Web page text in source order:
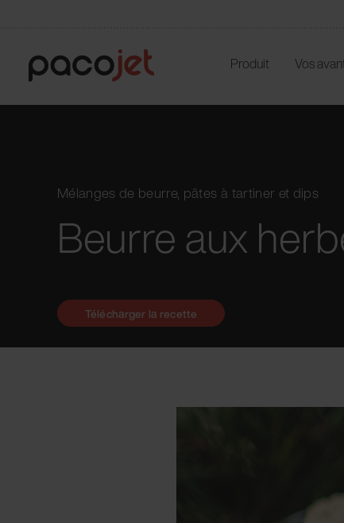
Produit Vos
Mélanges de beurre, pâtes à tartiner et dips
Beurre aux
Télécharger la recette